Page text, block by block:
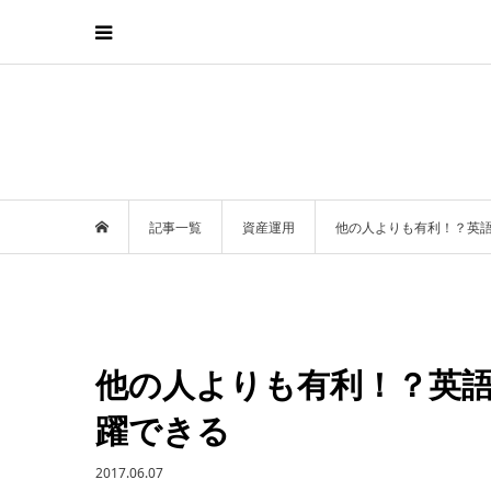
記事一覧 資産運用 他の人よりも有利！？英
他の人よりも有利！？英
躍できる
2017.06.07